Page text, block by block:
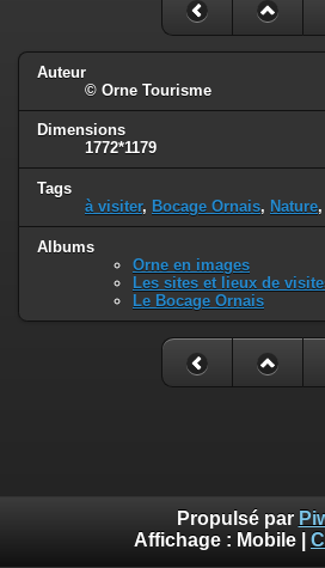
Auteur
© Orne Tourisme
Dimensions
1772*1179
Tags
à visiter, Bocage Ornais, Nature,
Albums
Orne en images
Les sites et lieux de
Le Bocage Ornais
Propulsé par
Affichage : Mobile